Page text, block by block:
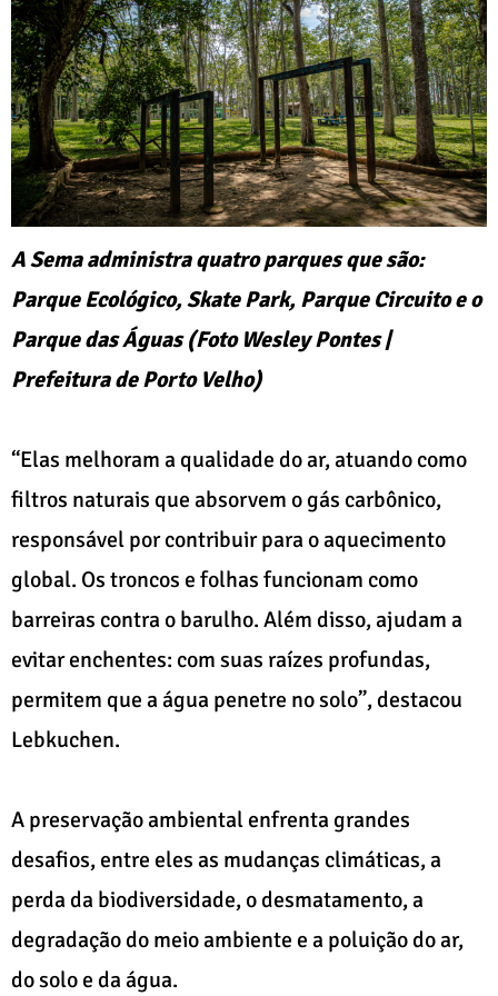
A Sema administra quatro parques que são:
Parque Ecológico, Skate Park, Parque Circuito e o
Parque das Águas (Foto Wesley Pontes |
Prefeitura de Porto Velho)
“Elas melhoram a qualidade do ar, atuando como
filtros naturais que absorvem o gás carbônico,
responsável por contribuir para o aquecimento
global. Os troncos e folhas funcionam como
barreiras contra o barulho. Além disso, ajudam a
evitar enchentes: com suas raízes profundas,
permitem que a água penetre no solo”, destacou
Lebkuchen.
A preservação ambiental enfrenta grandes
desafios, entre eles as mudanças climáticas, a
perda da biodiversidade, o desmatamento, a
degradação do meio ambiente e a poluição do ar,
do solo e da água.